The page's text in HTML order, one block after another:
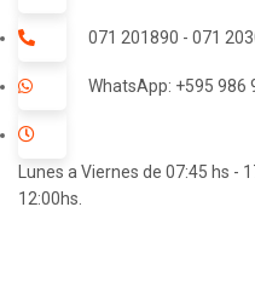
071 201890 - 071
WhatsApp: +595 986
Lunes a Viernes de 07:45 hs -
12:00hs.